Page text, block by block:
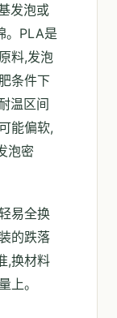
发泡或
。PLA是
料,发泡
条件下
温区间
能偏软,
泡密
易全换
的跌落
,换材料
上。